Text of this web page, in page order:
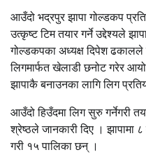
आउँदो भद्रपुर झापा गोल्डकप
उत्कृष्ट टिम तयार गर्ने उद्देश्यले
गोल्डकपका अध्यक्ष दिपेश ढकालले
लिगमार्फत खेलाडी छनोट गरेर
झापाकै बनाउनका लागि लिग
आउँदो हिउँदमा लिग सुरु गर्नेगरी
श्रेष्ठले जानकारी दिए । झापामा
गरी १५ पालिका छन् ।